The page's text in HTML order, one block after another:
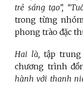
trẻ sáng tạo”,
trong từng
phong trào đặc
Hai là, tập
chương trình
hành với thanh